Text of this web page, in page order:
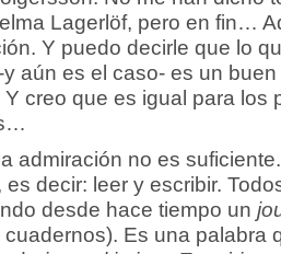
Lagerlöf, pero en fin…
Y puedo decirle que lo
aún es el caso- es un
Y creo que es igual para los
admiración no es
es decir: leer y escribir.
desde hace tiempo un
cuadernos). Es una palabra